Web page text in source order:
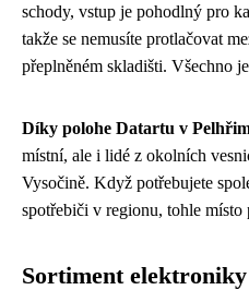
schody, vstup je pohodlný pro
takže se nemusíte protlačovat
přeplněném skladišti. Všechno
Díky polohe Datartu v
místní, ale i lidé z okolních
Vysočině. Když potřebujete
spotřebiči v regionu, tohle místo
Sortiment